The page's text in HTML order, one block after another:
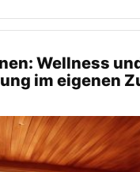
Wellness
im eigenen